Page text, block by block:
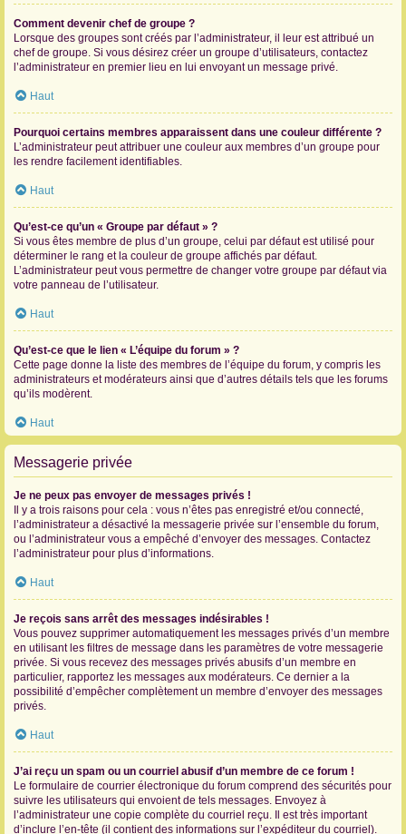
Comment devenir chef de groupe ?
Lorsque des groupes sont créés par l’administrateur, il leur est attribué un
chef de groupe. Si vous désirez créer un groupe d’utilisateurs, contactez
l’administrateur en premier lieu en lui envoyant un message privé.
Haut
Pourquoi certains membres apparaissent dans une couleur différente ?
L’administrateur peut attribuer une couleur aux membres d’un groupe pour
les rendre facilement identifiables.
Haut
Qu’est-ce qu’un « Groupe par défaut » ?
Si vous êtes membre de plus d’un groupe, celui par défaut est utilisé pour
déterminer le rang et la couleur de groupe affichés par défaut.
L’administrateur peut vous permettre de changer votre groupe par défaut via
votre panneau de l’utilisateur.
Haut
Qu’est-ce que le lien « L’équipe du forum » ?
Cette page donne la liste des membres de l’équipe du forum, y compris les
administrateurs et modérateurs ainsi que d’autres détails tels que les forums
qu’ils modèrent.
Haut
Messagerie privée
Je ne peux pas envoyer de messages privés !
Il y a trois raisons pour cela : vous n’êtes pas enregistré et/ou connecté,
l’administrateur a désactivé la messagerie privée sur l’ensemble du forum,
ou l’administrateur vous a empêché d’envoyer des messages. Contactez
l’administrateur pour plus d’informations.
Haut
Je reçois sans arrêt des messages indésirables !
Vous pouvez supprimer automatiquement les messages privés d’un membre
en utilisant les filtres de message dans les paramètres de votre messagerie
privée. Si vous recevez des messages privés abusifs d’un membre en
particulier, rapportez les messages aux modérateurs. Ce dernier a la
possibilité d’empêcher complètement un membre d’envoyer des messages
privés.
Haut
J’ai reçu un spam ou un courriel abusif d’un membre de ce forum !
Le formulaire de courrier électronique du forum comprend des sécurités pour
suivre les utilisateurs qui envoient de tels messages. Envoyez à
l’administrateur une copie complète du courriel reçu. Il est très important
d’inclure l’en-tête (il contient des informations sur l’expéditeur du courriel).